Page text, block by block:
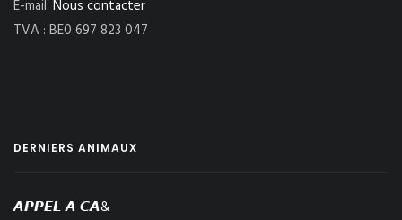
E-mail: Nous contacter
TVA : BE0 697 823 047
DERNIERS ANIMAUX
𝘼𝙋𝙋𝙀𝙇 𝘼 𝘾𝘼&